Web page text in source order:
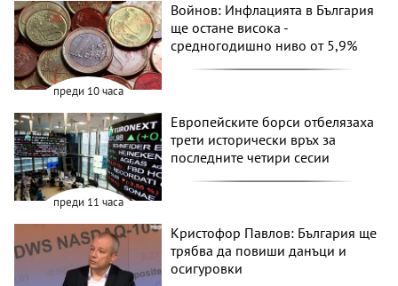
преди 10 часа
Войнов: Инфлацията в България
ще остане висока -
средногодишно ниво от 5,9%
преди 11 часа
Европейските борси отбелязаха
трети исторически връх за
последните четири сесии
Кристофор Павлов: България ще
трябва да повиши данъци и
осигуровки